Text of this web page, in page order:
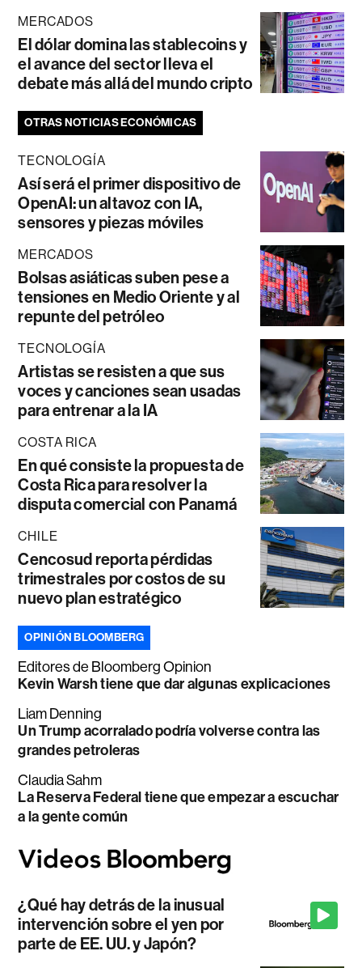
MERCADOS
El dólar domina las stablecoins y
el avance del sector lleva el
debate más allá del mundo cripto
OTRAS NOTICIAS ECONÓMICAS
TECNOLOGÍA
Así será el primer dispositivo de
OpenAI: un altavoz con IA,
sensores y piezas móviles
MERCADOS
Bolsas asiáticas suben pese a
tensiones en Medio Oriente y al
repunte del petróleo
TECNOLOGÍA
Artistas se resisten a que sus
voces y canciones sean usadas
para entrenar a la IA
COSTA RICA
En qué consiste la propuesta de
Costa Rica para resolver la
disputa comercial con Panamá
CHILE
Cencosud reporta pérdidas
trimestrales por costos de su
nuevo plan estratégico
OPINIÓN BLOOMBERG
Editores de Bloomberg Opinion
Kevin Warsh tiene que dar algunas explicaciones
Liam Denning
Un Trump acorralado podría volverse contra las
grandes petroleras
Claudia Sahm
La Reserva Federal tiene que empezar a escuchar
a la gente común
¿Qué hay detrás de la inusual
intervención sobre el yen por
parte de EE. UU. y Japón?